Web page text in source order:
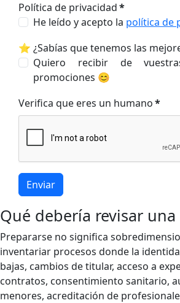
Política de privacidad*
He leído y acepto la política de
⭐ ¿Sabías que tenemos las
Quiero recibir de
promociones 😊
Verifica que eres un humano*
Enviar
Qué debería revisar
Prepararse no significa
inventariar procesos donde la
bajas, cambios de titular, acceso a
contratos, consentimiento sanitario,
menores, acreditación de